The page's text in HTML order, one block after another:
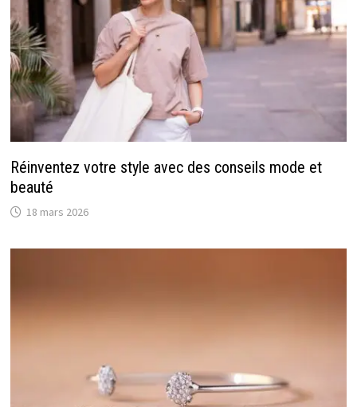
Réinventez votre style avec des conseils mode et
beauté
18 mars 2026